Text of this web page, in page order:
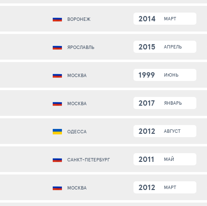
ВОРОНЕЖ 2014 МАРТ
ЯРОСЛАВЛЬ 2015 АПРЕЛЬ
МОСКВА 1999 ИЮНЬ
МОСКВА 2017 ЯНВАРЬ
ОДЕССА 2012 АВГУСТ
САНКТ-ПЕТЕРБУРГ 2011 МАЙ
МОСКВА 2012 МАРТ